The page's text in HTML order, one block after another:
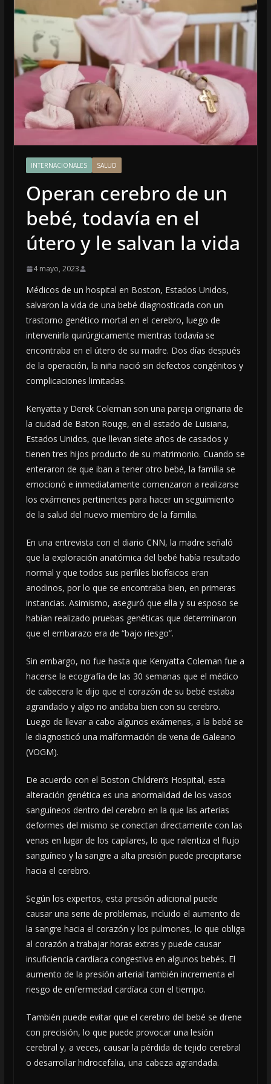
INTERNACIONALES SALUD
Operan cerebro de un
bebé, todavía en el
útero y le salvan la vida
4 mayo, 2023
Médicos de un hospital en Boston, Estados Unidos,
salvaron la vida de una bebé diagnosticada con un
trastorno genético mortal en el cerebro, luego de
intervenirla quirúrgicamente mientras todavía se
encontraba en el útero de su madre. Dos días después
de la operación, la niña nació sin defectos congénitos y
complicaciones limitadas.
Kenyatta y Derek Coleman son una pareja originaria de
la ciudad de Baton Rouge, en el estado de Luisiana,
Estados Unidos, que llevan siete años de casados y
tienen tres hijos producto de su matrimonio. Cuando se
enteraron de que iban a tener otro bebé, la familia se
emocionó e inmediatamente comenzaron a realizarse
los exámenes pertinentes para hacer un seguimiento
de la salud del nuevo miembro de la familia.
En una entrevista con el diario CNN, la madre señaló
que la exploración anatómica del bebé había resultado
normal y que todos sus perfiles biofísicos eran
anodinos, por lo que se encontraba bien, en primeras
instancias. Asimismo, aseguró que ella y su esposo se
habían realizado pruebas genéticas que determinaron
que el embarazo era de “bajo riesgo”.
Sin embargo, no fue hasta que Kenyatta Coleman fue a
hacerse la ecografía de las 30 semanas que el médico
de cabecera le dijo que el corazón de su bebé estaba
agrandado y algo no andaba bien con su cerebro.
Luego de llevar a cabo algunos exámenes, a la bebé se
le diagnosticó una malformación de vena de Galeano
(VOGM).
De acuerdo con el Boston Children’s Hospital, esta
alteración genética es una anormalidad de los vasos
sanguíneos dentro del cerebro en la que las arterias
deformes del mismo se conectan directamente con las
venas en lugar de los capilares, lo que ralentiza el flujo
sanguíneo y la sangre a alta presión puede precipitarse
hacia el cerebro.
Según los expertos, esta presión adicional puede
causar una serie de problemas, incluido el aumento de
la sangre hacia el corazón y los pulmones, lo que obliga
al corazón a trabajar horas extras y puede causar
insuficiencia cardíaca congestiva en algunos bebés. El
aumento de la presión arterial también incrementa el
riesgo de enfermedad cardíaca con el tiempo.
También puede evitar que el cerebro del bebé se drene
con precisión, lo que puede provocar una lesión
cerebral y, a veces, causar la pérdida de tejido cerebral
o desarrollar hidrocefalia, una cabeza agrandada.